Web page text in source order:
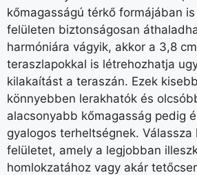
kőmagasságú térkő formájában
felületen biztonságosan
harmóniára vágyik, akkor a 3,8
teraszlapokkal is létrehozhatja
kilakaítást a teraszán. Ezek
könnyebben lerakhatók és
alacsonyabb kőmagasság pedig
gyalogos terheltségnek. Válassza
felületet, amely a legjobban
homlokzatához vagy akár